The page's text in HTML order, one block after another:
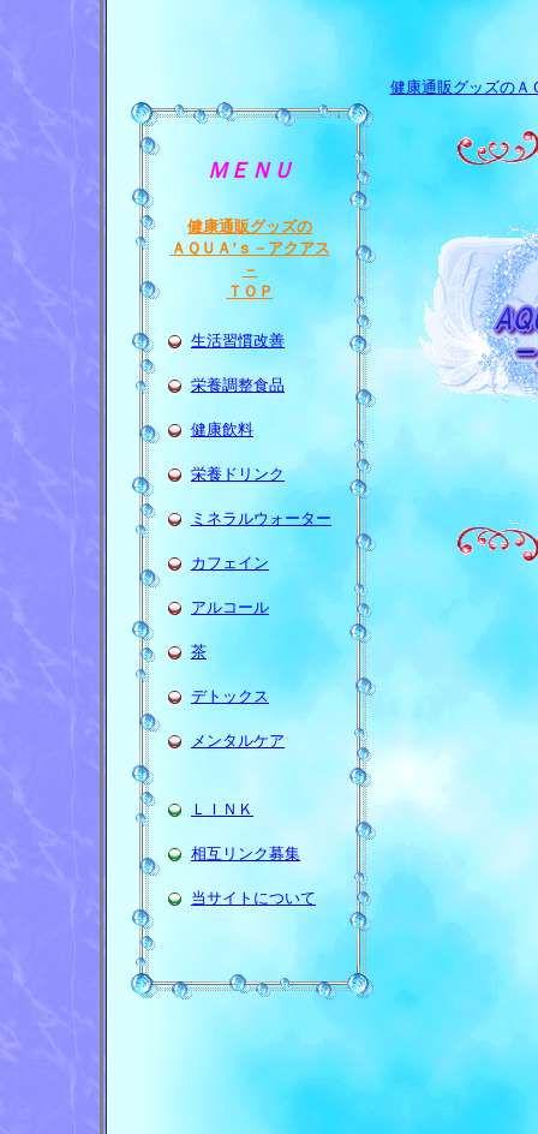
ＭＥＮＵ
健康通販グッズの
ＡＱＵＡ’ｓ－アクアス
－
ＴＯＰ
生活習慣改善
栄養調整食品
健康飲料
栄養ドリンク
ミネラルウォーター
カフェイン
アルコール
茶
デトックス
メンタルケア
ＬＩＮＫ
相互リンク募集
当サイトについて
健康通販グッズのＡ